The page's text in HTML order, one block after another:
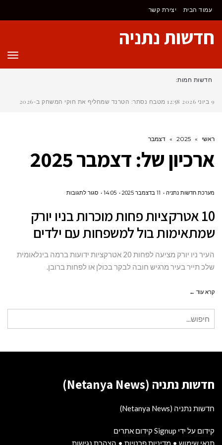
לתוכן
עמוד הבית יצירת קשר
חדשות נתניה
חדשות חמות:
9 ביוני 2026 12:58 מטבח נסתר: הטרנד שמחליף את חוקי המשחק ב-2026
ראשי »
2025
» דצמבר
ארכיון של: דצמבר 2025
מערכת חדשות נתניה 11 בדצמבר 2025 14:05 סגור לתגובותעל
אטרקציות
פחות
10 אטרקציות פחות מוכרות בניו יורק
שמתאימות בול למשפחות עם ילדים
העיר ניו יורק מציעה לפחות 20 אטרקציות ידועות ברמה בינלאומית
שלכ תייר בעיר מרגיש חובה לבקר בכולן או לפחות ברובן.
קרא עוד ←
עבור:
חדשות נתניה (Netanya News)
חדשות נתניה (Netanya News)
קידום על ידי Signup קידום אתרים
תנאי שימוש • מדיניות פרטיות • הצהרת נגישות